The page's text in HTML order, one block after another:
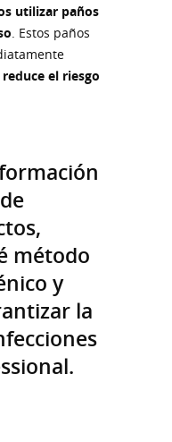
utilizar paños
. Estos paños
reduce el riesgo
método
y
la